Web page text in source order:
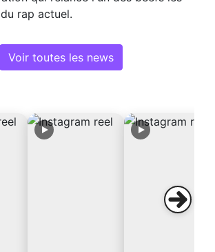
rap actuel.
Voir toutes les news